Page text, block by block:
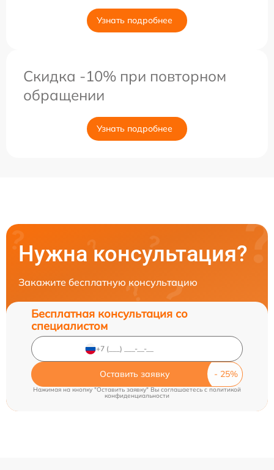
Узнать подробнее
Скидка -10% при повторном
обращении
Узнать подробнее
Нужна консультация?
Закажите бесплатную консультацию
Бесплатная консультация со
специалистом
Оставить заявку
Нажимая на кнопку "Оставить заявку" Вы соглашаетесь cполитикой
конфиденциальности